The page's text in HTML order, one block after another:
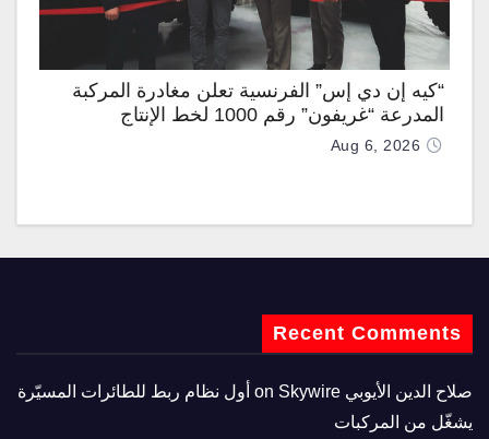
“كيه إن دي إس” الفرنسية تعلن مغادرة المركبة
المدرعة “غريفون” رقم 1000 لخط الإنتاج
Aug 6, 2026
Recent Comments
صلاح الدين الأيوبي
Skywire أول نظام ربط للطائرات المسيّرة
يشغّل من المركبات